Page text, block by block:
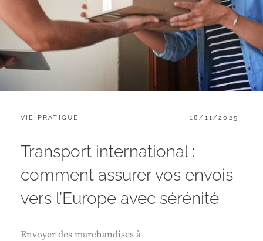
CATEGORIES:
VIE PRATIQUE
POSTED
18/11/2025
Transport international :
comment assurer vos envois
vers l’Europe avec sérénité
Envoyer des marchandises à